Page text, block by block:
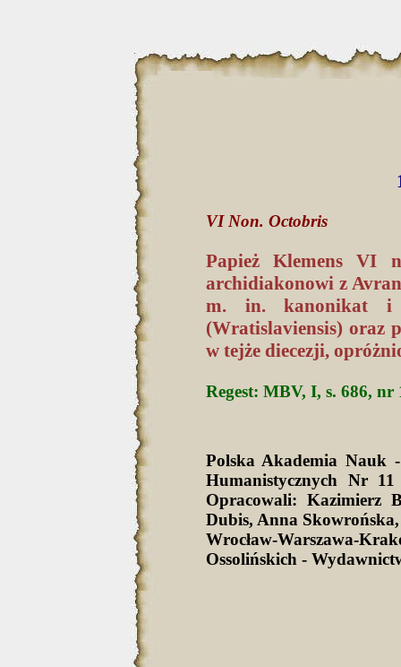
VI Non. Octobris
Papież Klemens VI
archidiakonowi z
m. in. kanonikat i
(Wratislaviensis) oraz
w tejże diecezji,
Regest: MBV, I, s. 686, nr
Polska Akademia Nauk
Humanistycznych Nr
Opracowali: Kazimierz
Dubis, Anna
Wrocław-Warszawa-
Ossolińskich -